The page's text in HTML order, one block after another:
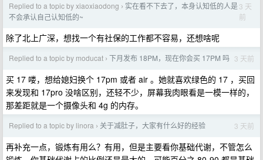
Replied to a topic by xiaoxiaodong › 实在看不下去了，本身认知低的人是
不会承认自己认知低的~
3 天
前
除了北上广深，想找一个有社保的工作都不容易，还想啥呢
Replied to a topic by moducat › 下月发布 18PM，现在你会买 17PM 吗 3 天前
买 17 喽，想给媳妇换个 17pm 或者 air 。她就喜欢绿色的 17 ，买回
来发现和 17pro 没啥区别，还轻不少，屏幕我肉眼看是一模一样的，
那差距就是一个摄像头和 4g 的内存。
Replied to a topic by linora › 关于减肚子，大家有什么好的经验 3 天前
再补充一点，锻炼有用么？有用，但是主要看你基础代谢，不管怎么